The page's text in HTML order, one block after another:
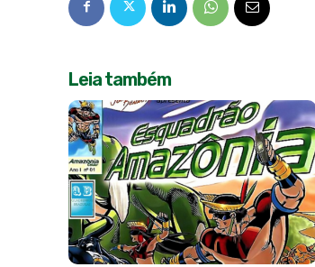
Leia também